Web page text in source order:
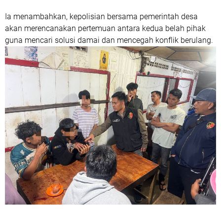
Ia menambahkan, kepolisian bersama pemerintah desa
akan merencanakan pertemuan antara kedua belah pihak
guna mencari solusi damai dan mencegah konflik berulang.